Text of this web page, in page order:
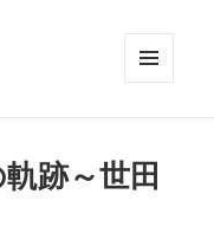
ット
跡～世田